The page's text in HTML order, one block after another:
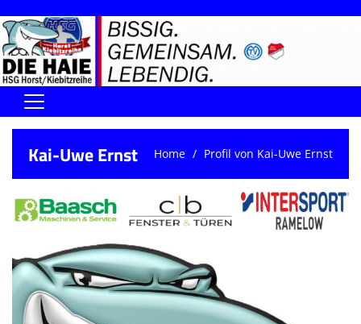
Home
Handball-Förderverein der Haie
UNSERE SPORTHALLEN
Training & Termine
Kai-Uwe Ernst Home Profil von Kai-Uwe Ernst